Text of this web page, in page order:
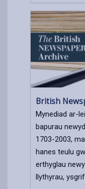
British
Mynediad ar-
bapurau
1703-2003,
hanes teulu
erthyglau
llythyrau,